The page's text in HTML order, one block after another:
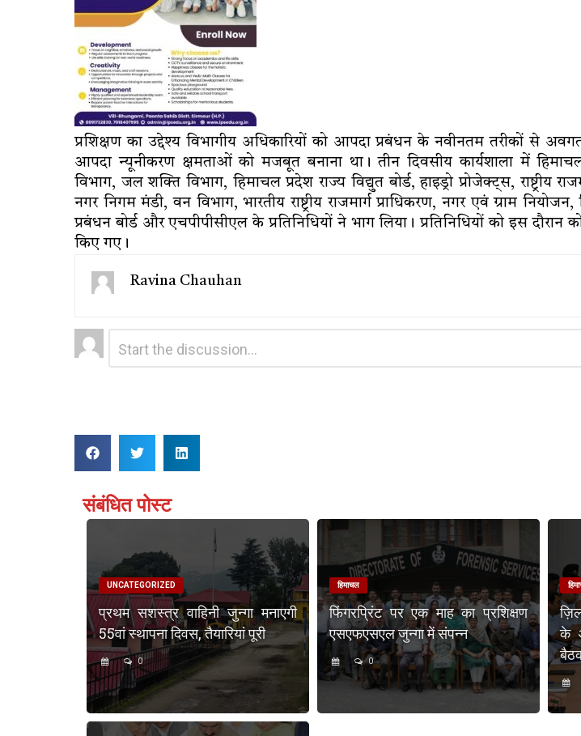
प्रशिक्षण का उद्देश्य विभागीय अधिकारियों को आपदा प्रबंधन के नवीनतम तरीकों से
आपदा न्यूनीकरण क्षमताओं को मजबूत बनाना था। तीन दिवसीय कार्यशाला में
विभाग, जल शक्ति विभाग, हिमाचल प्रदेश राज्य विद्युत बोर्ड, हाइड्रो प्रोजेक्ट्स, राष्ट्रीय
नगर निगम मंडी, वन विभाग, भारतीय राष्ट्रीय राजमार्ग प्राधिकरण, नगर एवं ग्राम
प्रबंधन बोर्ड और एचपीपीसीएल के प्रतिनिधियों ने भाग लिया। प्रतिनिधियों को इस दौरान को
किए गए।
Ravina Chauhan
Leave
a
संबंधित पोस्ट
UNCATEGORIZED
प्रथम सशस्त्र वाहिनी जुन्गा मनाएगी
55वां स्थापना दिवस, तैयारियां पूरी
0
हिमाचल
फिंगरप्रिंट पर एक माह का प्रशिक्षण
एसएफएसएल जुन्गा में संपन्न
0
के